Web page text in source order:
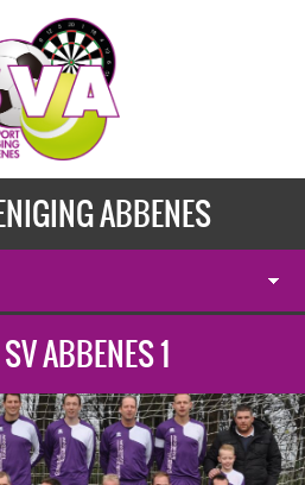
ABBENES
ABBENES 1